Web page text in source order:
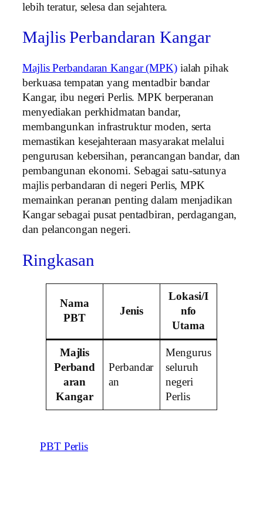
lebih teratur, selesa dan sejahtera.
Majlis Perbandaran Kangar
Majlis Perbandaran Kangar (MPK)ialah pihak
berkuasa tempatan yang mentadbir bandar
Kangar, ibu negeri Perlis. MPK berperanan
menyediakan perkhidmatan bandar,
membangunkan infrastruktur moden, serta
memastikan kesejahteraan masyarakat melalui
pengurusan kebersihan, perancangan bandar, dan
pembangunan ekonomi. Sebagai satu-satunya
majlis perbandaran di negeri Perlis, MPK
memainkan peranan penting dalam menjadikan
Kangar sebagai pusat pentadbiran, perdagangan,
dan pelancongan negeri.
Ringkasan
Nama
PBT
Jenis
Lokasi/I
nfo
Utama
Majlis
Perband
aran
Kangar
Perbandar
an
Mengurus
seluruh
negeri
Perlis
PBT Perlis